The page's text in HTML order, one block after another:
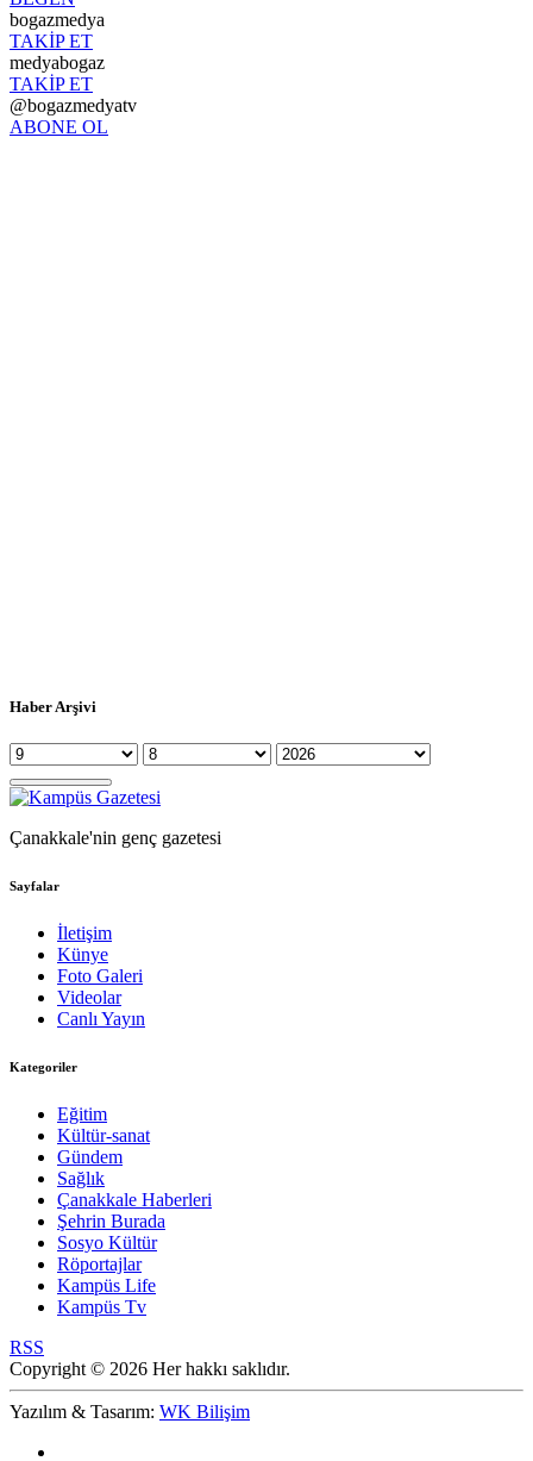
bogazmedya
TAKİP ET
medyabogaz
TAKİP ET
@bogazmedyatv
ABONE OL
Haber Arşivi
Çanakkale'nin genç gazetesi
Sayfalar
İletişim
Künye
Foto Galeri
Videolar
Canlı Yayın
Kategoriler
Eğitim
Kültür-sanat
Gündem
Sağlık
Çanakkale Haberleri
Şehrin Burada
Sosyo Kültür
Röportajlar
Kampüs Life
Kampüs Tv
RSS
Copyright © 2026 Her hakkı saklıdır.
Yazılım & Tasarım: WK Bilişim